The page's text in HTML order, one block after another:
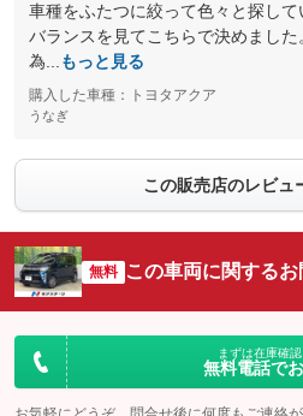
車種をふたつに絞って色々と探し
バランスを見てこちらで決めまし
為...
もっと見る
購入した車種：トヨタアクア
うなぎ
この販売店のレビュ
無料 この車両に関する
まずは在庫確
無料電話で